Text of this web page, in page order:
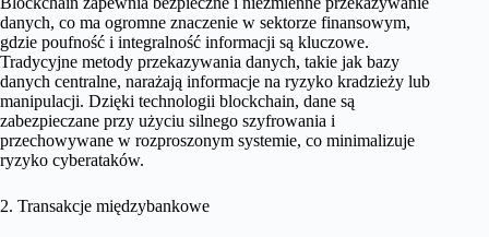
danych, co ma ogromne znaczenie w sektorze finansowym,
gdzie poufność i integralność informacji są kluczowe.
Tradycyjne metody przekazywania danych, takie jak bazy
danych centralne, narażają informacje na ryzyko kradzieży lub
manipulacji. Dzięki technologii blockchain, dane są
zabezpieczane przy użyciu silnego szyfrowania i
przechowywane w rozproszonym systemie, co minimalizuje
ryzyko cyberataków.
2. Transakcje międzybankowe